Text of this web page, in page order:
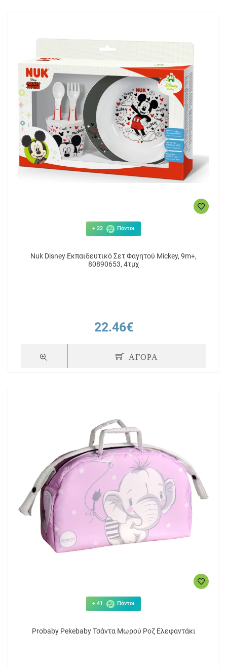
+ 22 Πόντοι
Nuk Disney Εκπαιδευτικό Σετ Φαγητού Mickey, 9m+,
80890653, 4τμχ
22.46€
ΑΓΟΡΑ
+ 41 Πόντοι
Probaby Pekebaby Τσάντα Μωρού Ροζ Ελεφαντάκι